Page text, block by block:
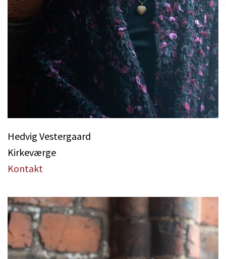
Hedvig Vestergaard
Kirkeværge
Kontakt